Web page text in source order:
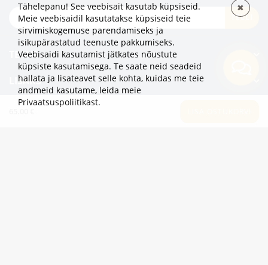
TELLI
TEAVE
LISAKS
KATEGOORIAD
Tähelepanu! See veebisait kasutab küpsiseid.
Meie veebisaidil kasutatakse küpsiseid teie
sirvimiskogemuse parendamiseks ja
isikupärastatud teenuste pakkumiseks.
Veebisaidi kasutamist jätkates nõustute
küpsiste kasutamisega. Te saate neid seadeid
hallata ja lisateavet selle kohta, kuidas me teie
andmeid kasutame, leida meie
Privaatsuspoliitikast.
✖